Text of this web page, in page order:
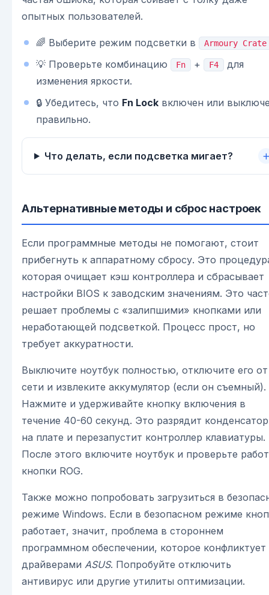
опытных пользователей.
🌈 Выберите режим подсветки в Armoury Crate
💡 Проверьте комбинацию Fn + F4
для
изменения яркости.
🔒 Убедитесь, что Fn Lock включен или
правильно.
Что делать, если подсветка мигает?
Альтернативные методы и сброс настроек
Если программные методы не помогают, стоит
прибегнуть к аппаратному сбросу. Это
которая очищает кэш контроллера и сбрасывает
настройки BIOS к заводским значениям. Это
решает проблемы с «залипшими» кнопками или
неработающей подсветкой. Процесс прост, но
требует аккуратности.
Выключите ноутбук полностью, отключите его от
сети и извлеките аккумулятор (если он съемный).
Нажмите и удерживайте кнопку включения в
течение 40-60 секунд. Это разрядит
на плате и перезапустит контроллер клавиатуры.
После этого включите ноутбук и проверьте
кнопки ROG.
Также можно попробовать загрузиться в
режиме Windows. Если в безопасном режиме
работает, значит, проблема в стороннем
программном обеспечении, которое конфликтует
драйверами ASUS. Попробуйте отключить
антивирус или другие утилиты оптимизации.